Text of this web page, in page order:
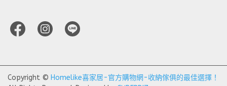
Copyright © Homelike喜家居-官方購物網-收納傢俱的最佳選擇！